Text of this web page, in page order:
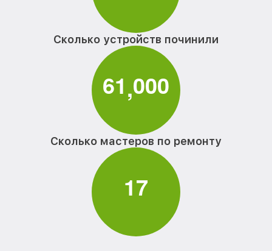
Сколько устройств починили
61,000
Сколько мастеров по ремонту
17